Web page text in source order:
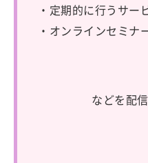
・定期的に行うサー
・オンラインセミナ
などを配